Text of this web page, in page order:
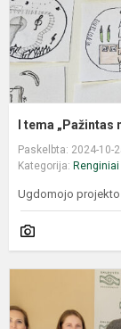
I tema
Paskelbta: 2024-10-
Kategorija: Renginiai
Ugdomojo